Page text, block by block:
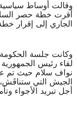
وقالت أوساط سياسية
الجاري إلى إقرار
لقاء رئيس
نواف سلام حيث تم
الجيش التي
أجل تبريد الأجواء